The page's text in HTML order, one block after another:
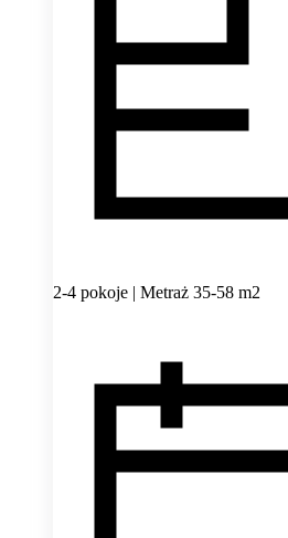
2-4 pokoje | Metraż 35-58 m2